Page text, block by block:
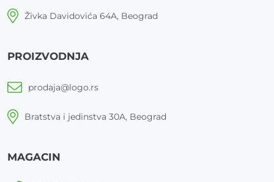
Živka Davidovića 64A, Beograd
PROIZVODNJA
prodaja@logo.rs
Bratstva i jedinstva 30A, Beograd
MAGACIN